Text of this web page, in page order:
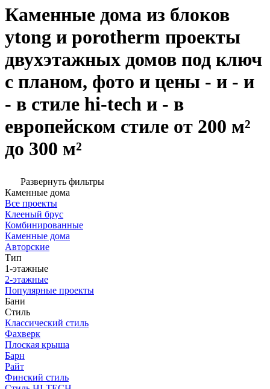
Каменные дома из блоков
ytong и porotherm проекты
двухэтажных домов под ключ
с планом, фото и цены - и - и
- в стиле hi-tech и - в
европейском стиле от 200 м²
до 300 м²
Развернуть фильтры
Каменные дома
Все проекты
Клееный брус
Комбинированные
Каменные дома
Авторские
Тип
1-этажные
2-этажные
Популярные проекты
Бани
Стиль
Классический стиль
Фахверк
Плоская крыша
Барн
Райт
Финский стиль